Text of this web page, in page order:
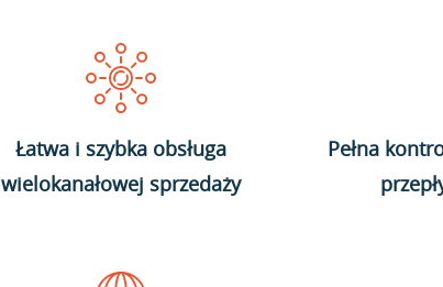
Łatwa i szybka obsługa
wielokanałowej sprzedaży
Pełna